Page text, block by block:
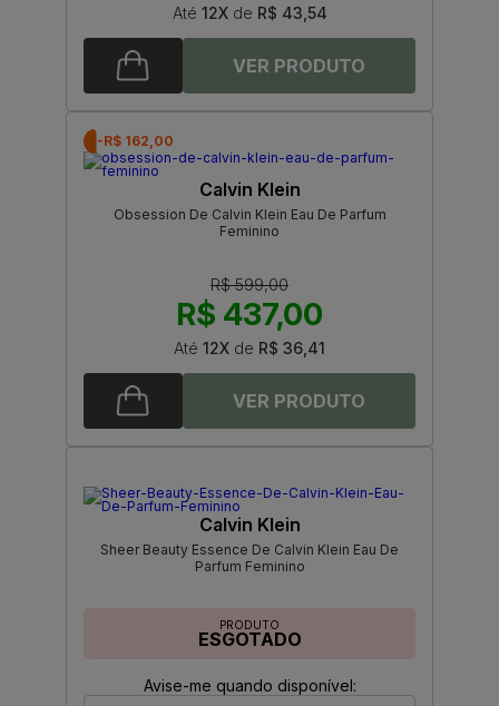
Até 12Xde R$ 43,54
-R$ 162,00
Calvin Klein
Obsession De Calvin Klein Eau De Parfum
Feminino
R$ 599,00
R$ 437,00
Até 12X de R$ 36,41
Calvin Klein
Sheer Beauty Essence De Calvin Klein Eau De
Parfum Feminino
PRODUTO
ESGOTADO
Avise-me quando disponível: